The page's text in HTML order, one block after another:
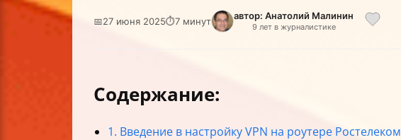
📅27 июня 2025⏱7 минут автор: Анатолий Малинин
9 лет в журналистике
Содержание:
1. Введение в настройку VPN на роутере Ростелеком